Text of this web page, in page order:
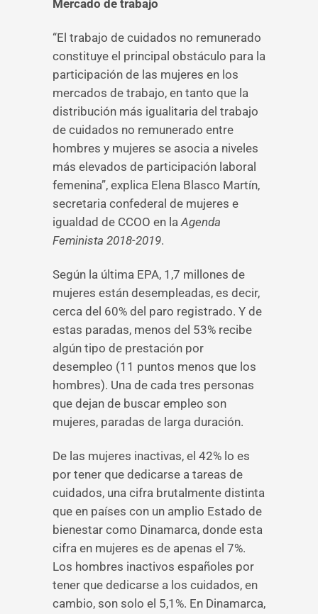
Mercado de trabajo
“El trabajo de cuidados no remunerado
constituye el principal obstáculo para la
participación de las mujeres en los
mercados de trabajo, en tanto que la
distribución más igualitaria del trabajo
de cuidados no remunerado entre
hombres y mujeres se asocia a niveles
más elevados de participación laboral
femenina”, explica Elena Blasco Martín,
secretaria confederal de mujeres e
igualdad de CCOO en laAgenda
Feminista 2018-2019.
Según la última EPA, 1,7 millones de
mujeres están desempleadas, es decir,
cerca del 60% del paro registrado. Y de
estas paradas, menos del 53% recibe
algún tipo de prestación por
desempleo (11 puntos menos que los
hombres). Una de cada tres personas
que dejan de buscar empleo son
mujeres, paradas de larga duración.
De las mujeres inactivas, el 42% lo es
por tener que dedicarse a tareas de
cuidados, una cifra brutalmente distinta
que en países con un amplio Estado de
bienestar como Dinamarca, donde esta
cifra en mujeres es de apenas el 7%.
Los hombres inactivos españoles por
tener que dedicarse a los cuidados, en
cambio, son solo el 5,1%. En Dinamarca,